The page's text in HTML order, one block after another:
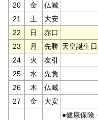
20
金
仏滅
21
土
大安
22
日
赤口
23
月 先勝 天皇誕生日
24
火
友引
25
水
先負
26
木
仏滅
27
金 大安
●健康保険